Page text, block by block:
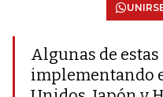
Algunas de
implementando